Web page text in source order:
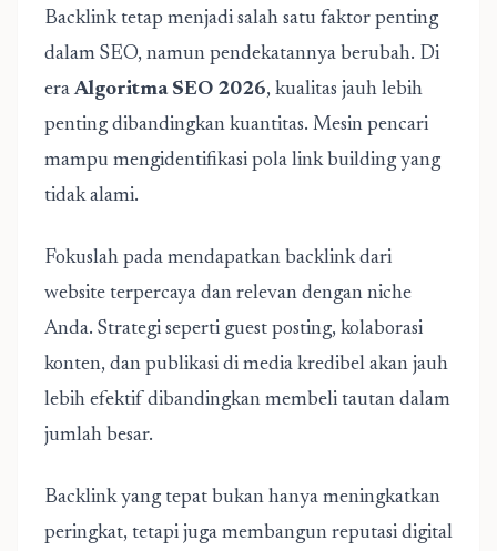
Backlink tetap menjadi salah satu faktor penting
dalam SEO, namun pendekatannya berubah. Di
eraAlgoritma SEO 2026, kualitas jauh lebih
penting dibandingkan kuantitas. Mesin pencari
mampu mengidentifikasi pola link building yang
tidak alami.
Fokuslah pada mendapatkan backlink dari
website terpercaya dan relevan dengan niche
Anda. Strategi seperti guest posting, kolaborasi
konten, dan publikasi di media kredibel akan jauh
lebih efektif dibandingkan membeli tautan dalam
jumlah besar.
Backlink yang tepat bukan hanya meningkatkan
peringkat, tetapi juga membangun reputasi digital